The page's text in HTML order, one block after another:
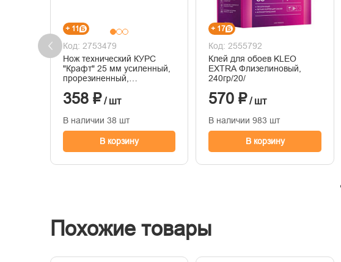
+ 11
Код: 2753479
Нож технический КУРС
"Крафт" 25 мм усиленный,
прорезиненный,
358 ₽ / шт
В наличии 38 шт
В корзину
+ 17
Код: 2555792
Клей для обоев KLEO
EXTRA Флизелиновый,
240гр/20/
570 ₽ / шт
В наличии 983 шт
В корзину
Похожие товары